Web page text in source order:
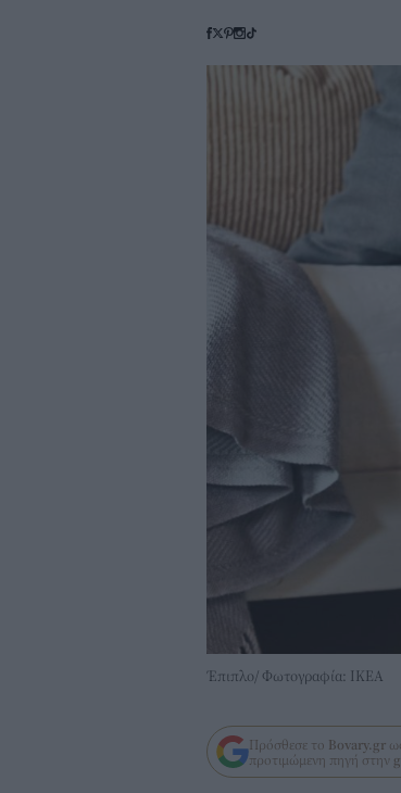
Έπιπλο/ Φωτογραφία: ΙΚΕΑ
Πρόσθεσε το Bovary.gr
προτιμώμενη πηγή στην